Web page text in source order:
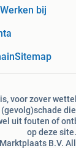
Werken bij
Sitemap
voor zover
uit fouten of
op deze site.
B.V.